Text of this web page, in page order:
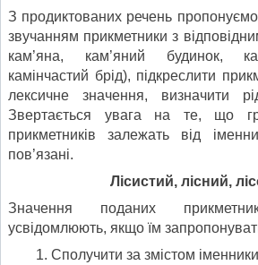
З продиктованих речень пропонуємо
звучанням прикметники з
кам’яна, кам’яний будинок,
камінчастий брід), підкреслити
лексичне значення, визначити
Звертається увага на те, що
прикметників залежать від
пов’язані.
Лісистий, лісний,
Значення поданих
усвідомлюють, якщо їм
Сполучити за змістом іменники